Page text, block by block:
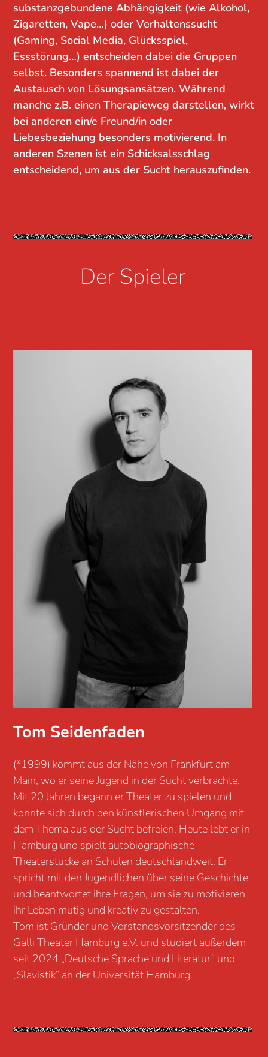
substanzgebundene Abhängigkeit (wie Alkohol,
Zigaretten, Vape…) oder Verhaltenssucht
(Gaming, Social Media, Glücksspiel,
Essstörung…) entscheiden dabei die Gruppen
selbst. Besonders spannend ist dabei der
Austausch von Lösungsansätzen. Während
manche z.B. einen Therapieweg darstellen, wirkt
bei anderen ein/e Freund/in oder
Liebesbeziehung besonders motivierend. In
anderen Szenen ist ein Schicksalsschlag
entscheidend, um aus der Sucht herauszufinden.
Der Spieler
Tom Seidenfaden
(*1999) kommt aus der Nähe von Frankfurt am
Main, wo er seine Jugend in der Sucht verbrachte.
Mit 20 Jahren begann er Theater zu spielen und
konnte sich durch den künstlerischen Umgang mit
dem Thema aus der Sucht befreien. Heute lebt er in
Hamburg und spielt autobiographische
Theaterstücke an Schulen deutschlandweit. Er
spricht mit den Jugendlichen über seine Geschichte
und beantwortet ihre Fragen, um sie zu motivieren
ihr Leben mutig und kreativ zu gestalten.
Tom ist Gründer und Vorstandsvorsitzender des
Galli Theater Hamburg e.V. und studiert außerdem
seit 2024 „Deutsche Sprache und Literatur“ und
„Slavistik“ an der Universität Hamburg.